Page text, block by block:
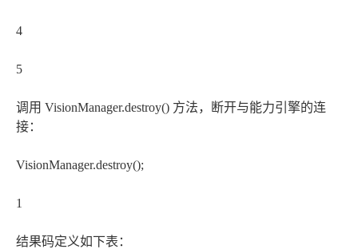
4
5
调用 VisionManager.destroy() 方法，断开与能力引擎的连
接：
VisionManager.destroy();
1
结果码定义如下表：